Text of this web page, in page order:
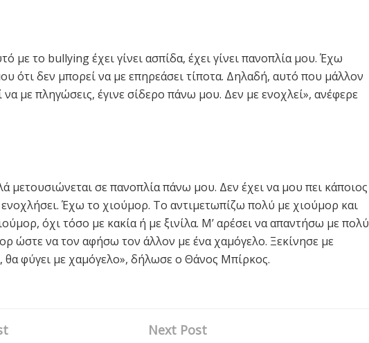
με το bullying έχει γίνει ασπίδα, έχει γίνει πανοπλία μου. Έχω
ότι δεν μπορεί να με επηρεάσει τίποτα. Δηλαδή, αυτό που μάλλον
να με πληγώσεις, έγινε σίδερο πάνω μου. Δεν με ενοχλεί», ανέφερε
μετουσιώνεται σε πανοπλία πάνω μου. Δεν έχει να μου πει κάποιος
ενοχλήσει. Έχω το χιούμορ. Το αντιμετωπίζω πολύ με χιούμορ και
όχι τόσο με κακία ή με ξινίλα. Μ’ αρέσει να απαντήσω με πολύ
ώστε να τον αφήσω τον άλλον με ένα χαμόγελο. Ξεκίνησε με
θα φύγει με χαμόγελο», δήλωσε ο Θάνος Μπίρκος.
Next Post